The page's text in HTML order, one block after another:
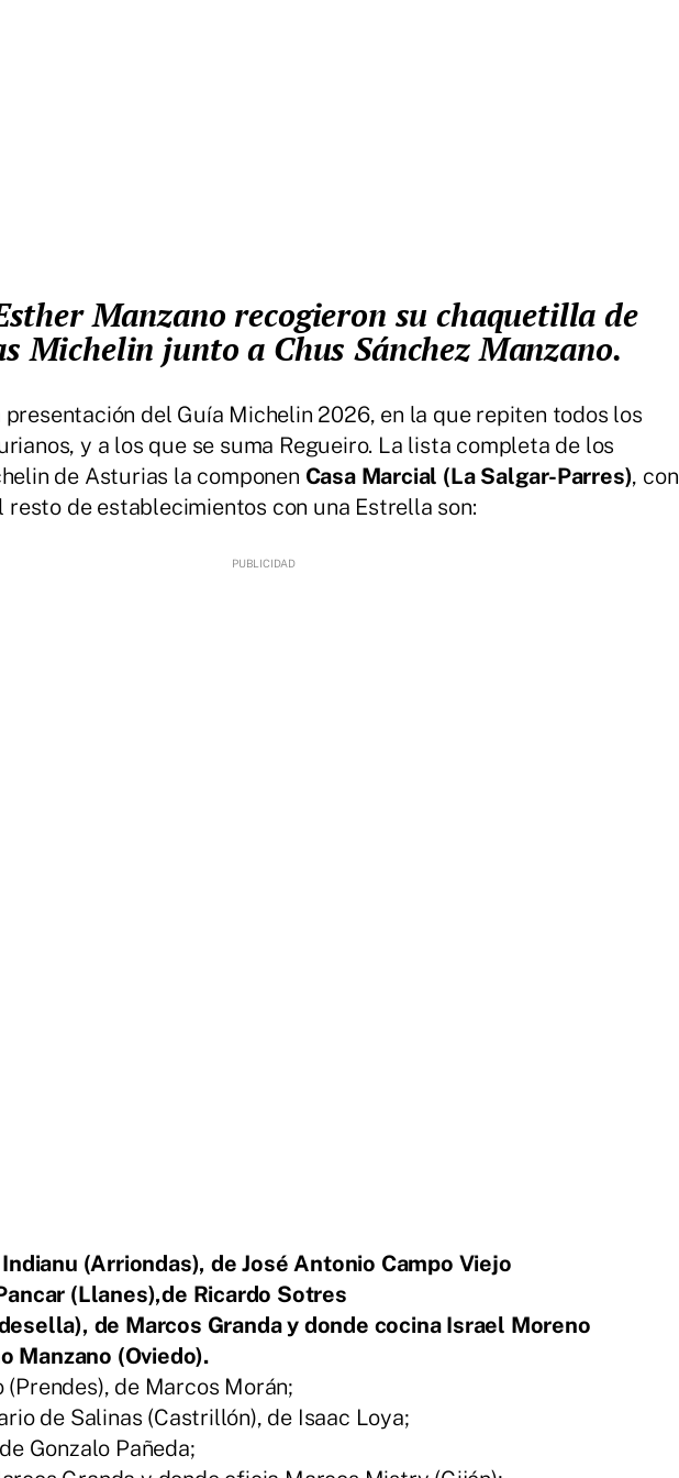
Michelin junto a Chus Sánchez Manzano.
del Guía Michelin 2026, en la que repiten todos los
y a los que se suma Regueiro. La lista completa de los
de Asturias la componen Casa Marcial (La Salgar-Parres), con
de establecimientos con una Estrella son:
(Arriondas), de José Antonio Campo Viejo
(Llanes),de Ricardo Sotres
de Marcos Granda y donde cocina Israel Moreno
Manzano (Oviedo).
(Prendes), de Marcos Morán;
de Salinas (Castrillón), de Isaac Loya;
Gonzalo Pañeda;